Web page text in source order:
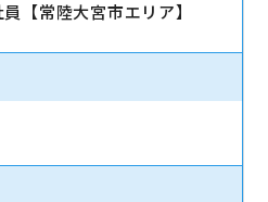
【常陸大宮市エリア】